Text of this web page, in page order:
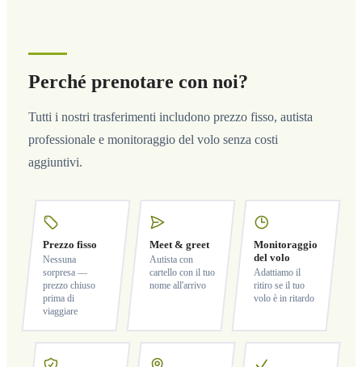
Perché prenotare con noi?
Tutti i nostri trasferimenti includono prezzo fisso, autista
professionale e monitoraggio del volo senza costi
aggiuntivi.
Prezzo fisso
Nessuna
sorpresa —
prezzo chiuso
prima di
viaggiare
Meet & greet
Autista con
cartello con il tuo
nome all'arrivo
Monitoraggio
del volo
Adattiamo il
ritiro se il tuo
volo è in ritardo